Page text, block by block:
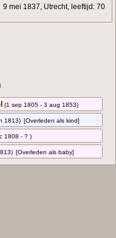
9 mei 1837, Utrecht, leeftijd: 70
(1 sep 1805 - 3 aug 1853)
1813) [Overleden als kind]
1808 - ? )
[Overleden als baby]